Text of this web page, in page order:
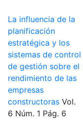
La influencia de la
planificación
estratégica y los
sistemas de control
de gestión sobre el
rendimiento de las
empresas
constructoras Vol.
6 Núm. 1 Pág. 6